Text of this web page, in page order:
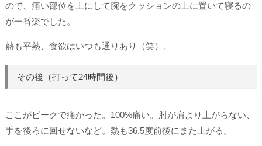
ので、痛い部位を上にして腕をクッションの上に置いて寝るの
が一番楽でした。
熱も平熱、食欲はいつも通りあり（笑）。
その後（打って24時間後）
ここがピークで痛かった。100%痛い。肘が肩より上がらない、
手を後ろに回せないなど。熱も36.5度前後にまた上がる。